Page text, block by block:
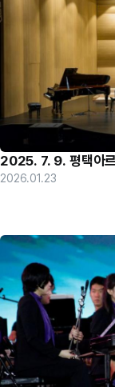
2025. 7. 9. 평택아
2026.01.23